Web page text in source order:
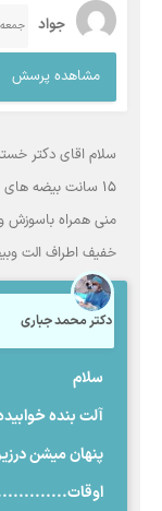
جواد جمعه ۲۶ اردیبهشت ۹۹( 6 سال پیش)
مشاهده پرسش
۱۵ سانت بیضه
منی همراه باسوزش
خفیف اطراف الت
دکتر محمد جباری
سلام
پنهان میشن